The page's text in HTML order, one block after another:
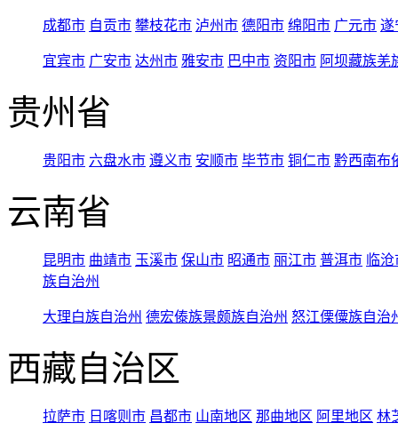
成都市 自贡市 攀枝花市 泸州市 德阳市 绵阳市 广元市 遂
宜宾市 广安市 达州市 雅安市 巴中市 资阳市 阿坝藏族羌
贵州省
贵阳市 六盘水市 遵义市 安顺市 毕节市 铜仁市 黔西南布
云南省
昆明市 曲靖市 玉溪市 保山市 昭通市 丽江市 普洱市 临
族自治州
大理白族自治州 德宏傣族景颇族自治州 怒江傈僳族自治
西藏自治区
拉萨市 日喀则市 昌都市 山南地区 那曲地区 阿里地区 林